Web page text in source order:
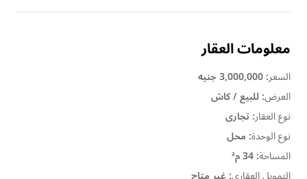
معلومات العقار
السعر:3,000,000 جنيه
العرض:للبيع / كاش
نوع العقار:تجارى
نوع الوحدة: محل
المساحة:34 م²